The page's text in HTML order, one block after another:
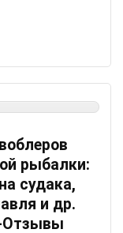
рыбалки:
судака,
и др.